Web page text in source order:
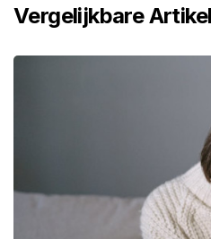
Vergelijkbare